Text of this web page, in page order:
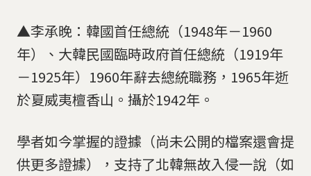
▲李承晚：韓國首任總統（1948年－1960
年）、大韓民國臨時政府首任總統（1919年
－1925年）1960年辭去總統職務，1965年逝
於夏威夷檀香山。攝於1942年。
學者如今掌握的證據（尚未公開的檔案還會提
供更多證據），支持了北韓無故入侵一說（如